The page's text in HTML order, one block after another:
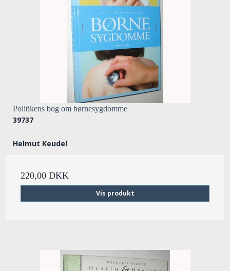
Politikens bog om børnesygdomme
39737
Helmut Keudel
220,00 DKK
Vis produkt